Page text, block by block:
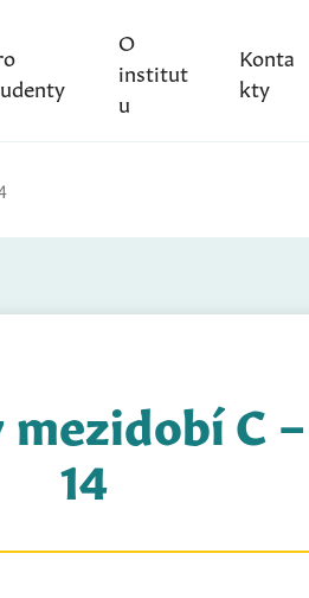
O
institut
u
Konta
kty
mezidobí C
14